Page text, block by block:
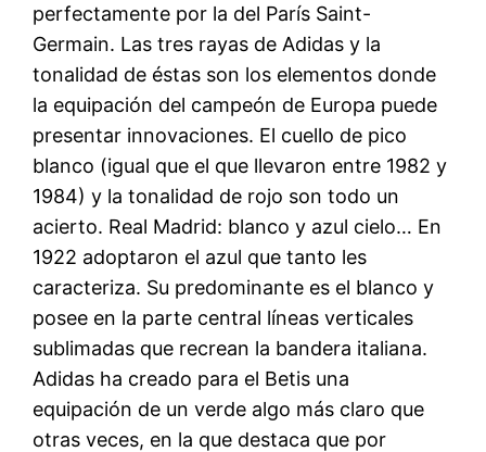
perfectamente por la del París Saint-
Germain. Las tres rayas de Adidas y la
tonalidad de éstas son los elementos donde
la equipación del campeón de Europa puede
presentar innovaciones. El cuello de pico
blanco (igual que el que llevaron entre 1982 y
1984) y la tonalidad de rojo son todo un
acierto. Real Madrid: blanco y azul cielo… En
1922 adoptaron el azul que tanto les
caracteriza. Su predominante es el blanco y
posee en la parte central líneas verticales
sublimadas que recrean la bandera italiana.
Adidas ha creado para el Betis una
equipación de un verde algo más claro que
otras veces, en la que destaca que por